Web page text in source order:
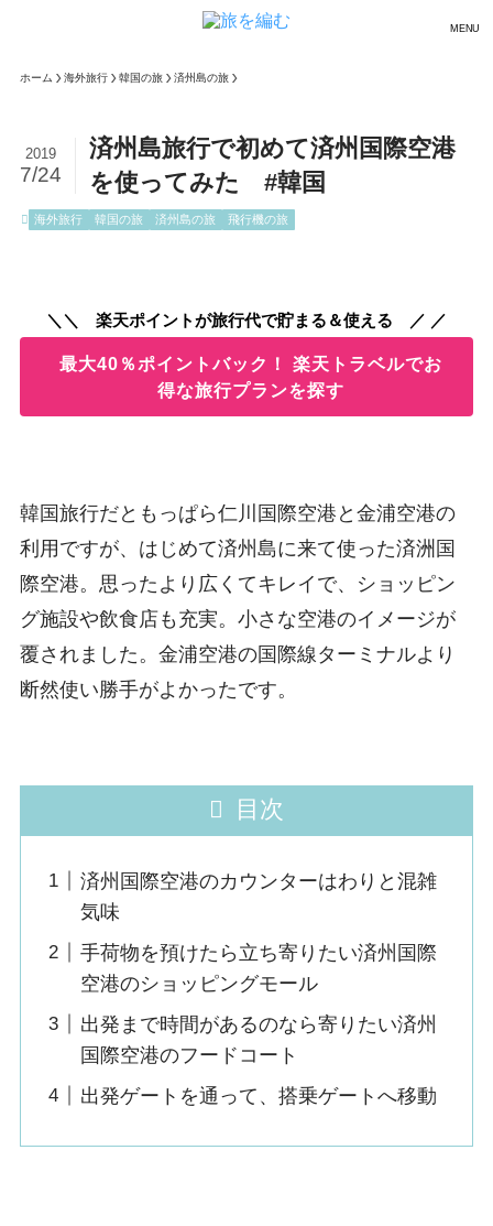
MENU
ホーム 海外旅行 韓国の旅 済州島の旅
済州島旅行で初めて済州国際空港
を使ってみた #韓国
2019
7/24
海外旅行 韓国の旅 済州島の旅 飛行機の旅
＼＼ 楽天ポイントが旅行代で貯まる＆使える ／ ／
最大40％ポイントバック！ 楽天トラベルでお
得な旅行プランを探す
韓国旅行だともっぱら仁川国際空港と金浦空港の
利用ですが、はじめて済州島に来て使った済洲国
際空港。思ったより広くてキレイで、ショッピン
グ施設や飲食店も充実。小さな空港のイメージが
覆されました。金浦空港の国際線ターミナルより
断然使い勝手がよかったです。
目次
済州国際空港のカウンターはわりと混雑
気味
手荷物を預けたら立ち寄りたい済州国際
空港のショッピングモール
出発まで時間があるのなら寄りたい済州
国際空港のフードコート
出発ゲートを通って、搭乗ゲートへ移動